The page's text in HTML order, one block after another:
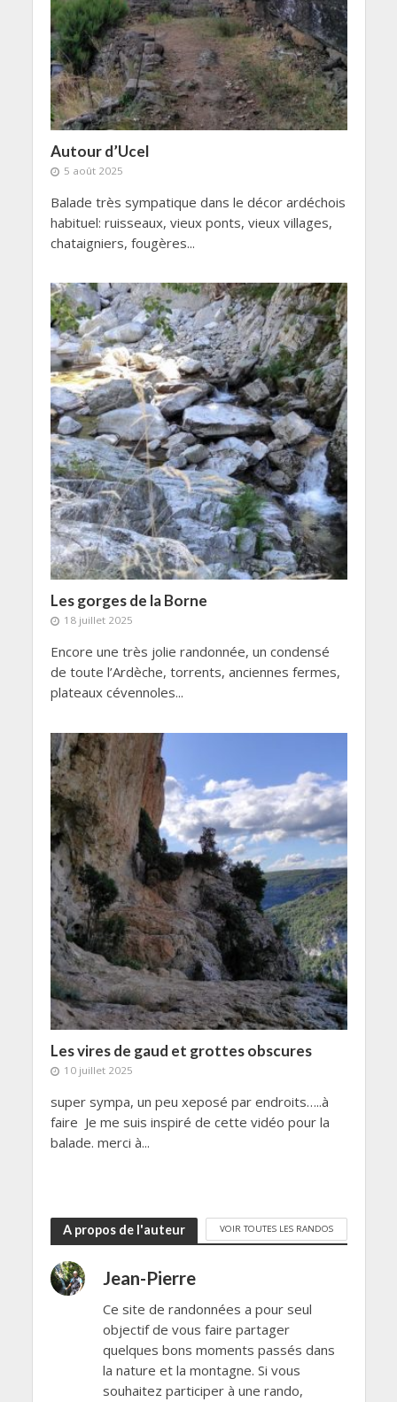
Autour d’Ucel
5 août 2025
Balade très sympatique dans le décor ardéchois
habituel: ruisseaux, vieux ponts, vieux villages,
chataigniers, fougères...
Les gorges de la Borne
18 juillet 2025
Encore une très jolie randonnée, un condensé
de toute l’Ardèche, torrents, anciennes fermes,
plateaux cévennoles...
Les vires de gaud et grottes obscures
10 juillet 2025
super sympa, un peu xeposé par endroits…..à
faire Je me suis inspiré de cette vidéo pour la
balade. merci à...
A propos de l'auteur VOIR TOUTES LES RANDOS
Jean-Pierre
Ce site de randonnées a pour seul
objectif de vous faire partager
quelques bons moments passés dans
la nature et la montagne. Si vous
souhaitez participer à une rando,